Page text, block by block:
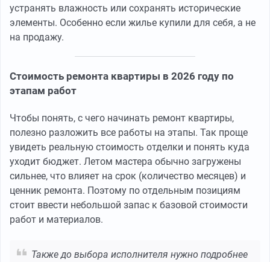
устранять влажность или сохранять исторические
элементы. Особенно если жилье купили для себя, а не
на продажу.
Стоимость ремонта квартиры в 2026 году по
этапам работ
Чтобы понять, с чего начинать ремонт квартиры,
полезно разложить все работы на этапы. Так проще
увидеть реальную стоимость отделки и понять куда
уходит бюджет. Летом мастера обычно загружены
сильнее, что влияет на срок (количество месяцев) и
ценник ремонта. Поэтому по отдельным позициям
стоит ввести небольшой запас к базовой стоимости
работ и материалов.
Также до выбора исполнителя нужно подробнее